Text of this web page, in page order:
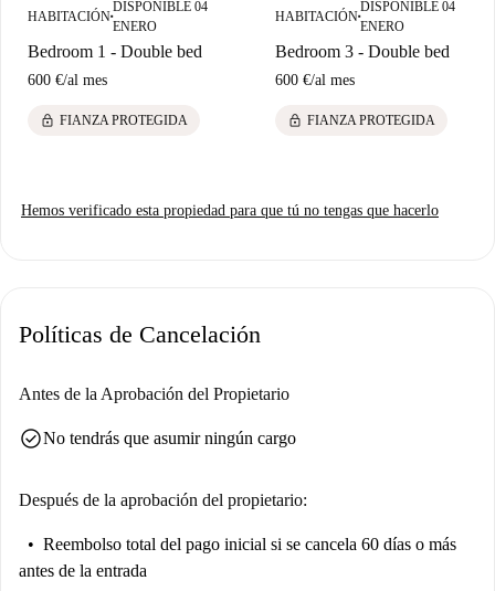
HABITACIÓN■
DISPONIBLE 04
ENERO
Bedroom 1 - Double bed
600 €/al mes
lock FIANZA PROTEGIDA
HABITACIÓN■
DISPONIBLE 04
ENERO
Bedroom 3 - Double bed
600 €/al mes
lock FIANZA PROTEGIDA
Hemos verificado esta propiedad para que tú no tengas que hacerlo
Políticas de Cancelación
Antes de la Aprobación del Propietario
check_circleNo tendrás que asumir ningún cargo
Después de la aprobación del propietario:
Reembolso total del pago inicial si se cancela 60 días o más
antes de la entrada